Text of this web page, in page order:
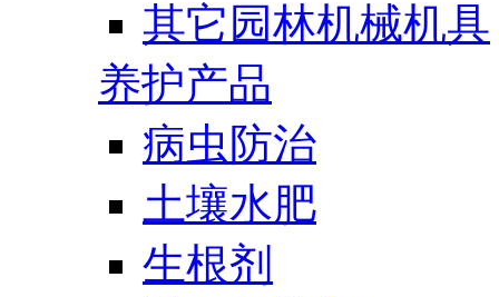
其它园林机械机具
养护产品
病虫防治
土壤水肥
生根剂